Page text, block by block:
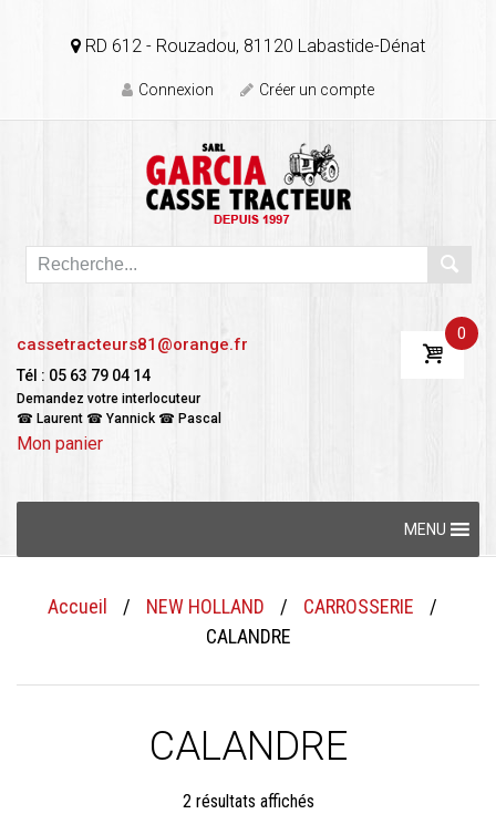
RD 612 - Rouzadou, 81120 Labastide-Dénat
Connexion Créer un compte
cassetracteurs81@orange.fr
Tél : 05 63 79 04 14
Demandez votre interlocuteur
☎ Laurent ☎ Yannick ☎ Pascal
Mon panier
0
MENU
Accueil / NEW HOLLAND / CARROSSERIE
/
CALANDRE
CALANDRE
2 résultats affichésTrié